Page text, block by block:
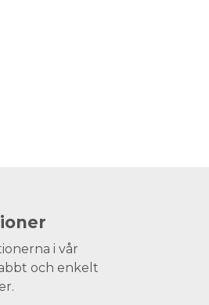
i vår
och enkelt